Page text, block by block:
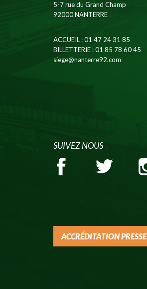
5-7 rue du Grand Champ
92000 NANTERRE
ACCUEIL: 01 47 24 31 85
BILLETTERIE: 01 85 78 60 45
siege@nanterre92.com
SUIVEZ NOUS
ACCRÉDITATION PRESSE